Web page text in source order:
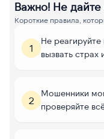
Важно! Не дайте
Короткие правила,
1
Не
вызвать страх
2
Мошенники
проверяйте